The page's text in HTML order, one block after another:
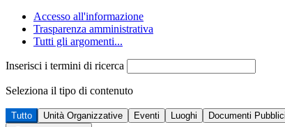
Accesso all'informazione
Trasparenza amministrativa
Tutti gli argomenti...
Inserisci i termini di ricerca
Seleziona il tipo di contenuto
Tutto Unità Organizzative Eventi Luoghi Documenti Pubblici